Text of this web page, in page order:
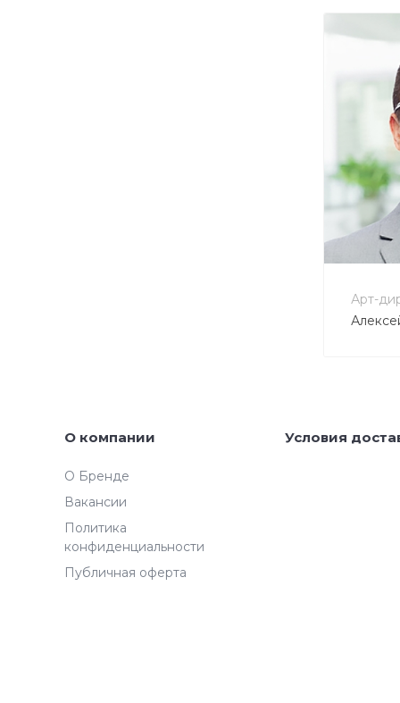
Арт-
+7
О компании
О Бренде
Вакансии
Политика
конфиденциальности
Публичная оферта
Условия